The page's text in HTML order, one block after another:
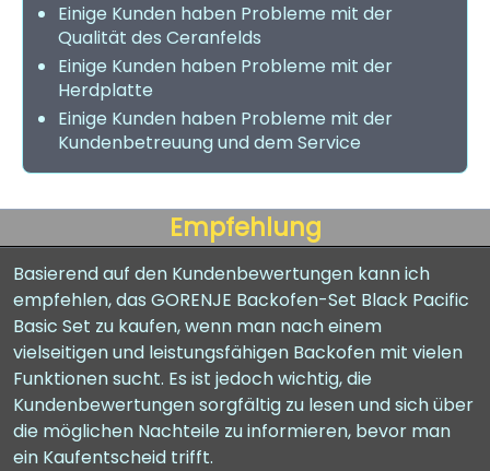
Einige Kunden haben Probleme mit der
Qualität des Ceranfelds
Einige Kunden haben Probleme mit der
Herdplatte
Einige Kunden haben Probleme mit der
Kundenbetreuung und dem Service
Empfehlung
Basierend auf den Kundenbewertungen kann ich
empfehlen, das GORENJE Backofen-Set Black Pacific
Basic Set zu kaufen, wenn man nach einem
vielseitigen und leistungsfähigen Backofen mit vielen
Funktionen sucht. Es ist jedoch wichtig, die
Kundenbewertungen sorgfältig zu lesen und sich über
die möglichen Nachteile zu informieren, bevor man
ein Kaufentscheid trifft.